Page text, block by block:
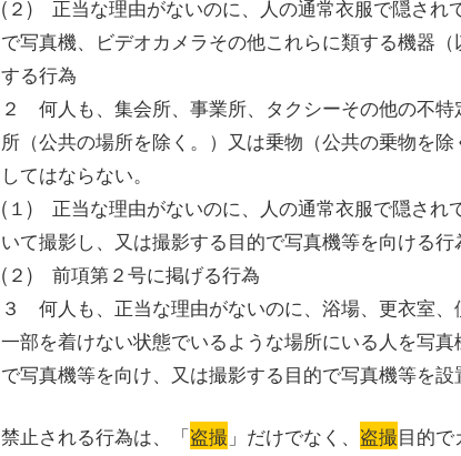
(２) 正当な理由がないのに、人の通常衣服で隠され
で写真機、ビデオカメラその他これらに類する機器
する行為
２ 何人も、集会所、事業所、タクシーその他の不
所（公共の場所を除く。）又は乗物（公共の乗物を
してはならない。
(１) 正当な理由がないのに、人の通常衣服で隠され
いて撮影し、又は撮影する目的で写真機等を向ける行
(２) 前項第２号に掲げる行為
３ 何人も、正当な理由がないのに、浴場、更衣室
一部を着けない状態でいるような場所にいる人を写
で写真機等を向け、又は撮影する目的で写真機等を設
禁止される行為は、「盗撮 」だけでなく、 盗撮目的